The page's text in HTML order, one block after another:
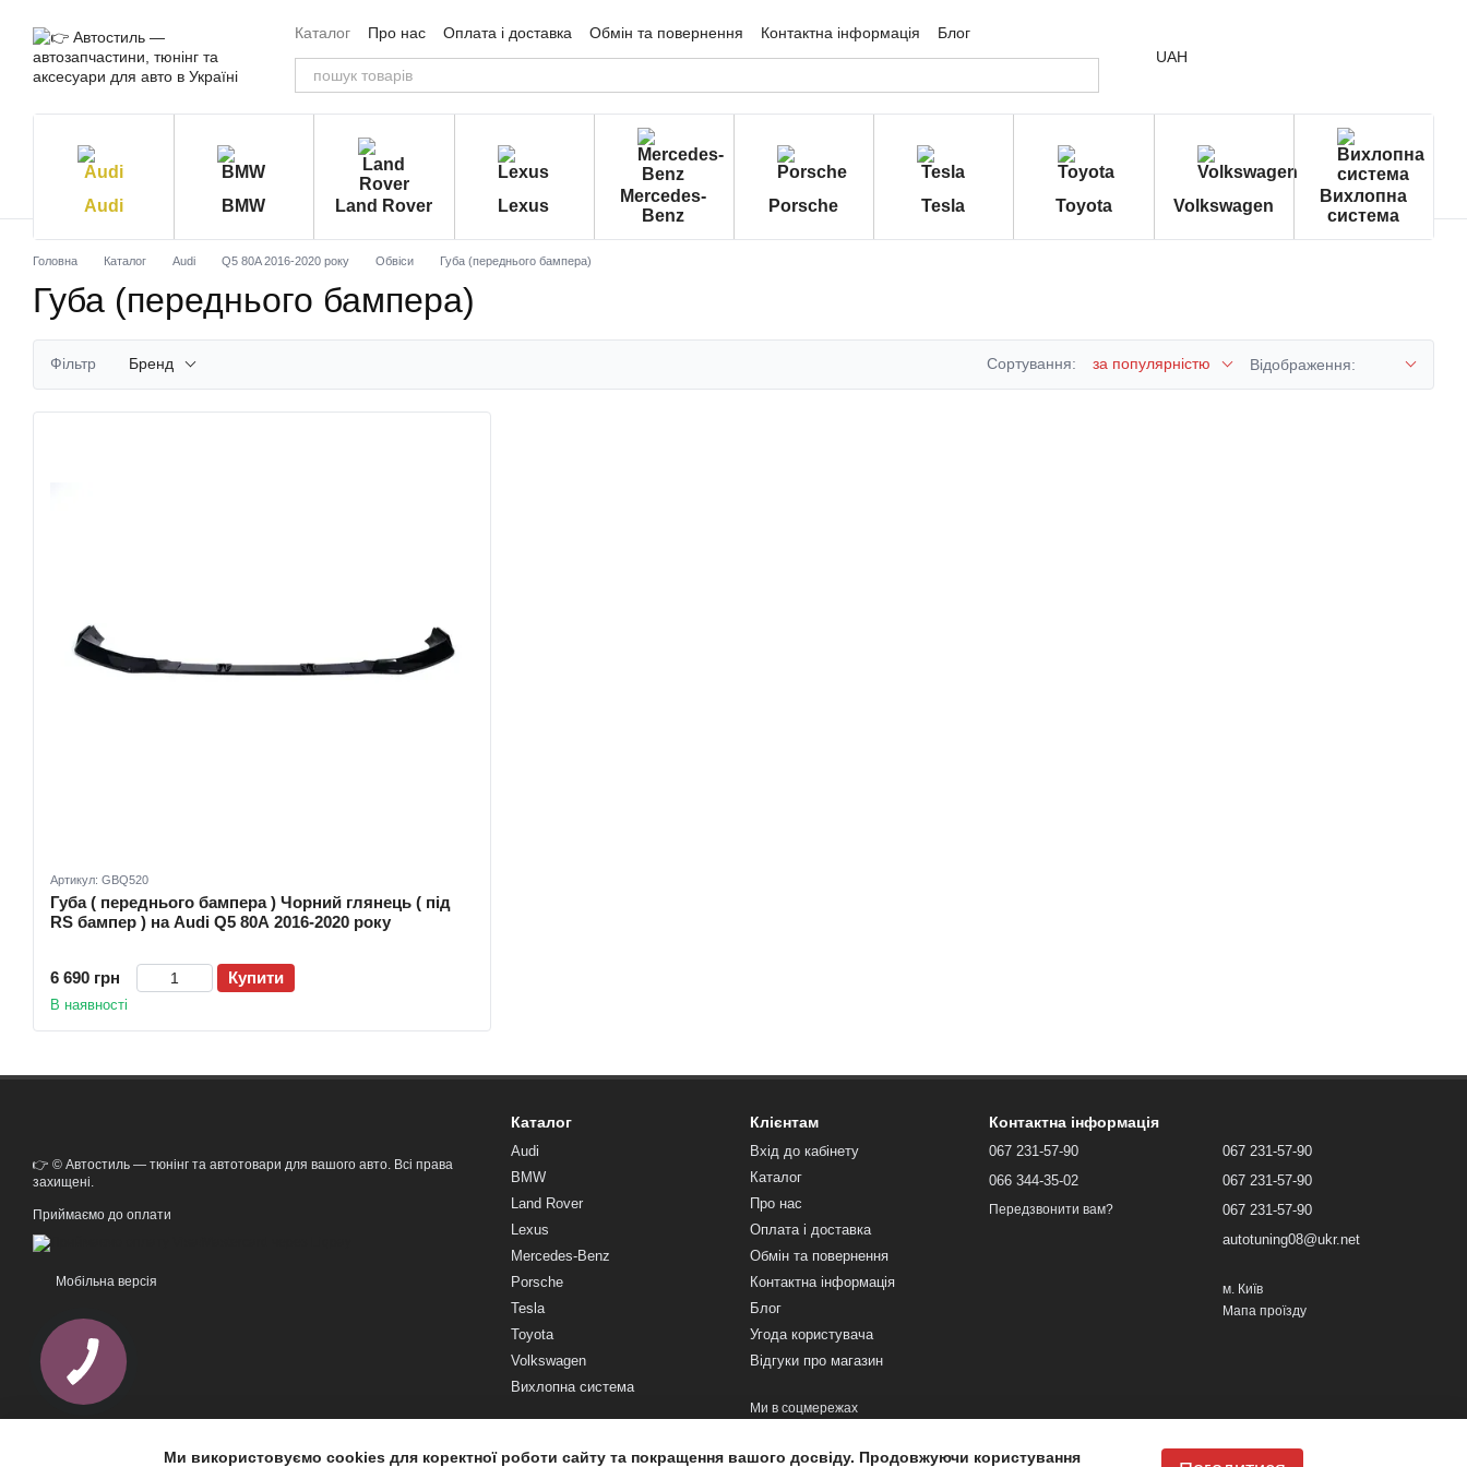
Каталог
Про нас Оплата і доставка Обмін та повернення Контактна інформація
Блог
Угода користувача
Відгуки про магазин UAH
Audi BMW Land Rover Lexus
Mercedes-
Benz
Porsche Tesla Toyota Volkswagen
Вихлопна
система
Головна Каталог Audi Q5 80A 2016-2020 року Обвіси Губа (переднього бампера)
Губа (переднього бампера)
Фільтр Бренд Сортування: за популярністю Відображення:
Артикул: GBQ520
Губа ( переднього бампера ) Чорний глянець ( під
RS бампер ) на Audi Q5 80A 2016-2020 року
6 690 грн Купити
В наявності
👉 © Автостиль — тюнінг та автотовари для вашого авто. Всі права
захищені.
Приймаємо до оплати
Мобільна версія
Каталог
Audi
BMW
Land Rover
Lexus
Mercedes-Benz
Porsche
Tesla
Toyota
Volkswagen
Вихлопна система
Клієнтам
Вхід до кабінету
Каталог
Про нас
Оплата і доставка
Обмін та повернення
Контактна інформація
Блог
Угода користувача
Відгуки про магазин
Ми в соцмережах
Контактна інформація
067 231-57-90
066 344-35-02
Передзвонити вам?
067 231-57-90
067 231-57-90
067 231-57-90
autotuning08@ukr.net
м. Київ
Мапа проїзду
Ми використовуємо cookies для коректної роботи сайту та покращення вашого досвіду. Продовжуючи користування